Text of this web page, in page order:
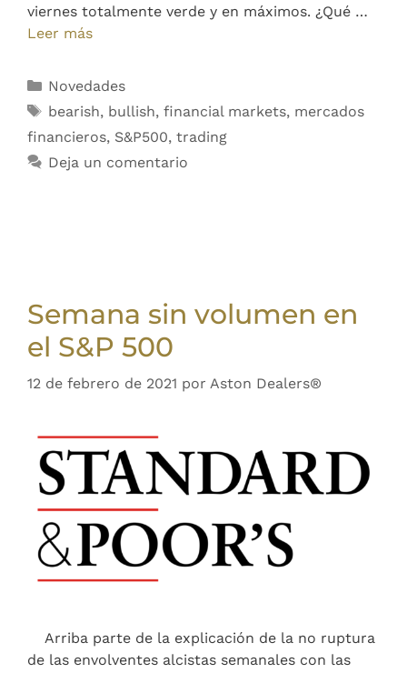
viernes totalmente verde y en máximos. ¿Qué …
Leer más
Novedades
bearish, bullish, financial markets, mercados
financieros, S&P500, trading
Deja un comentario
Semana sin volumen en
el S&P 500
12 de febrero de 2021 por Aston Dealers®
Arriba parte de la explicación de la no ruptura
de las envolventes alcistas semanales con las